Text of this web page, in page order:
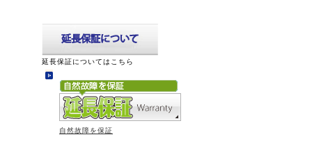
延長保証についてはこちら
自然故障を保証